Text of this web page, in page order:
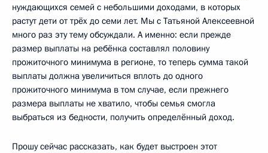
нуждающихся семей с небольшими доходами, в которых
растут дети от трёх до семи лет. Мы с Татьяной Алексеевной
много раз эту тему обсуждали. А именно: если прежде
размер выплаты на ребёнка составлял половину
прожиточного минимума в регионе, то теперь сумма такой
выплаты должна увеличиться вплоть до одного
прожиточного минимума в том случае, если прежнего
размера выплаты не хватило, чтобы семья смогла
выбраться из бедности, получить определённый доход.
Прошу сейчас рассказать, как будет выстроен этот